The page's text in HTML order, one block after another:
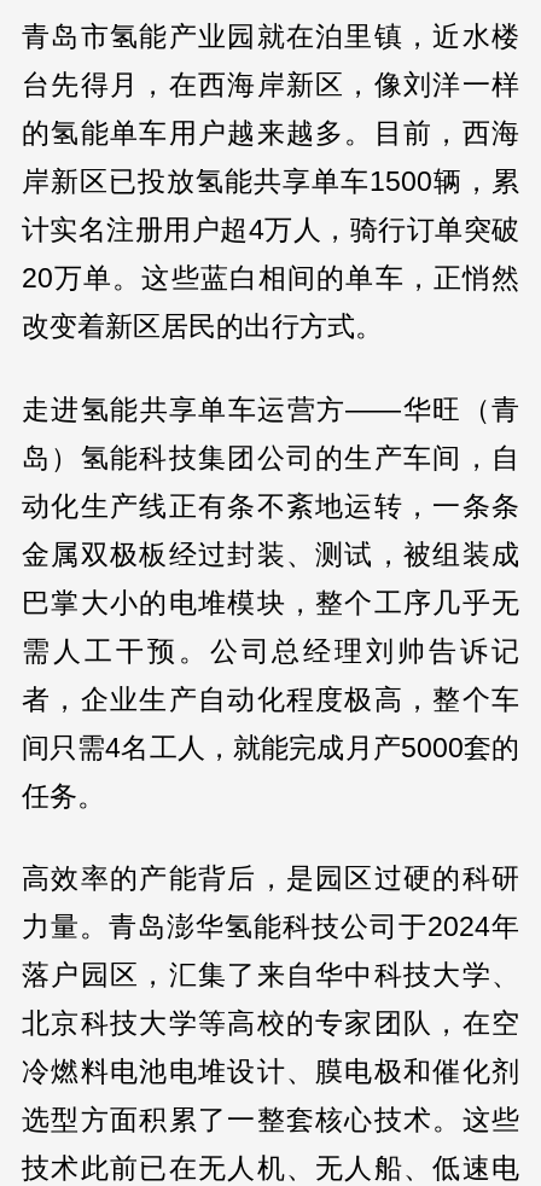
青岛市氢能产业园就在泊里镇，近水楼
台先得月，在西海岸新区，像刘洋一样
的氢能单车用户越来越多。目前，西海
岸新区已投放氢能共享单车1500辆，累
计实名注册用户超4万人，骑行订单突破
20万单。这些蓝白相间的单车，正悄然
改变着新区居民的出行方式。
走进氢能共享单车运营方——华旺（青
岛）氢能科技集团公司的生产车间，自
动化生产线正有条不紊地运转，一条条
金属双极板经过封装、测试，被组装成
巴掌大小的电堆模块，整个工序几乎无
需人工干预。公司总经理刘帅告诉记
者，企业生产自动化程度极高，整个车
间只需4名工人，就能完成月产5000套的
任务。
高效率的产能背后，是园区过硬的科研
力量。青岛澎华氢能科技公司于2024年
落户园区，汇集了来自华中科技大学、
北京科技大学等高校的专家团队，在空
冷燃料电池电堆设计、膜电极和催化剂
选型方面积累了一整套核心技术。这些
技术此前已在无人机、无人船、低速电